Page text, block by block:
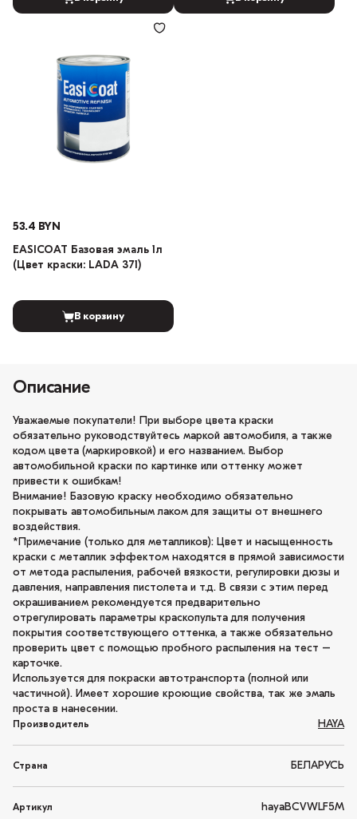
53.4 BYN
EASICOAT Базовая эмаль 1л
(Цвет краски: LADA 371)
В корзину
Описание
Уважаемые покупатели! При выборе цвета краски
обязательно руководствуйтесь маркой автомобиля, а также
кодом цвета (маркировкой) и его названием. Выбор
автомобильной краски по картинке или оттенку может
привести к ошибкам!
Внимание! Базовую краску необходимо обязательно
покрывать автомобильным лаком для защиты от внешнего
воздействия.
*Примечание (только для металликов): Цвет и насыщенность
краски с металлик эффектом находятся в прямой зависимости
от метода распыления, рабочей вязкости, регулировки дюзы и
давления, направления пистолета и т.д. В связи с этим перед
окрашиванием рекомендуется предварительно
отрегулировать параметры краскопульта для получения
покрытия соответствующего оттенка, а также обязательно
проверить цвет с помощью пробного распыления на тест –
карточке.
Используется для покраски автотранспорта (полной или
частичной). Имеет хорошие кроющие свойства, так же эмаль
проста в нанесении.
Производитель HAYA
Страна БЕЛАРУСЬ
Артикул hayaBCVWLF5M